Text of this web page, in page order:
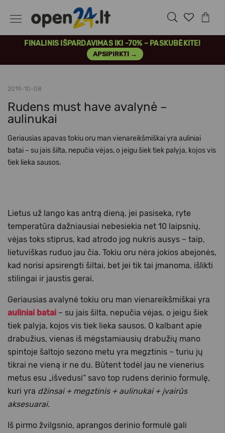
FINALINIS IŠPARDAVIMAS IKI -70% – PASKUBĖKITE!
APSIPIRKTI →
2019-10-08
Rudens must have avalynė –
aulinukai
Geriausias apavas tokiu oru man vienareikšmiškai yra auliniai
batai – su jais šilta, nepučia vėjas, o jeigu šiek tiek palyja, kojos vis
tiek lieka sausos.
Lietus už lango kas antrą dieną, jei pasiseka, ryte
temperatūra dažniausiai nebesiekia net 10 laipsnių,
vėjas toks stiprus, kad atrodo jog nukris ausys – taip,
lietuviškas ruduo jau čia. Tokiu oru nėra jokios abejonės,
kad norisi apsirengti šiltai, bet jei tik tai įmanoma, išlikti
stilingai ir jaustis gerai.
Geriausias avalynė tokiu oru man vienareikšmiškai yra
auliniai batai – su jais šilta, nepučia vėjas, o jeigu šiek
tiek palyja, kojos vis tiek lieka sausos. O kalbant apie
drabužius, vienas iš mėgstamiausių drabužių mano
spintoje šaltojo sezono metu yra megztinis – turiu jų
tikrai ne vieną ir ne du. Būtent todėl jau ne vienerius
metus esu „išvedusi“ savo top rudens derinio formulę,
kuri yra džinsai + megztinis + aulinukai + įvairūs
aksesuarai.
Iš pirmo žvilgsnio, aprangos derinio formulė gali